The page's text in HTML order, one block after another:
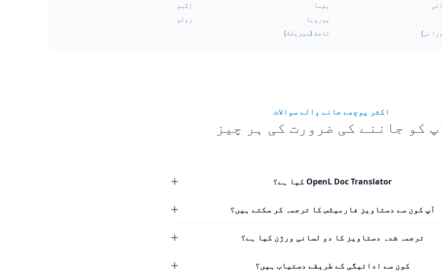
ہؤسا
اِگبو
یوروبا
زولو
تاجک (سیریلک)
اکثر پوچھے جانے والے سوالات
کو جاننے کی ضرورت کی ہر چیز
OpenL Doc Translator کیا ہے؟
آپ کون سے دستاویز فارمیٹس کا ترجمہ کر سکتے ہیں؟
ترجمہ شدہ دستاویز کا دو لسانی ورژن کیا ہے؟
کون سے ادائیگی کے طریقے دستیاب ہیں؟